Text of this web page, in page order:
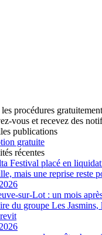
procédures gratuitement
vous et recevez des
publications
gratuite
récentes
Festival placé en
mais une reprise reste
sur-Lot : un mois
du groupe Les Jasmins,